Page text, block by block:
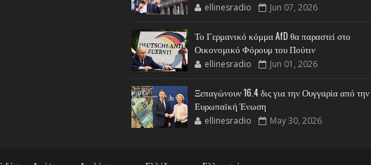
ellinesradio Jun 07, 2026
Το Γερμανικό κόμμα AfD θα παραστεί στο
Οικονομικό Φόρουμ του Πούτιν
ellinesradio Jun 01, 2026
Ξεπαγώνουν 16.4 δις για την Ουγγαρία από την
Ευρωπαϊκή Ένωση
ellinesradio May 30, 2026